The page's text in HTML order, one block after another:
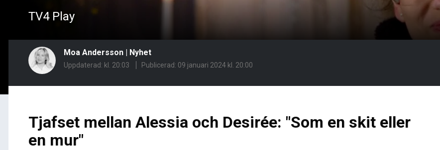
TV4 Play
Moa Andersson | Nyhet
Uppdaterad: kl. 20:03 Publicerad: 09 januari 2024 kl. 20:00
Tjafset mellan Alessia och Desirée: "Som en skit eller
en mur"